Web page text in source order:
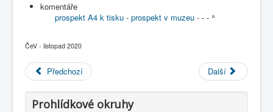
komentáře
prospekt A4 k tisku - prospekt v muzeu - - - ^
ČeV - listopad 2020
Předchozí Další
Prohlídkové okruhy